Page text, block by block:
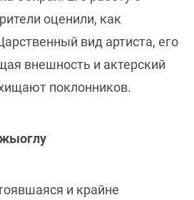
оценили, как
вид артиста, его
внешность и актерский
поклонников.
и крайне